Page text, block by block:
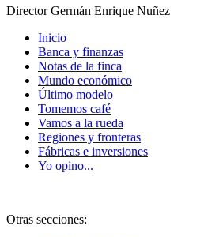
Director Germán Enrique Nuñez
Inicio
Banca y finanzas
Notas de la finca
Mundo económico
Último modelo
Tomemos café
Vamos a la rueda
Regiones y fronteras
Fábricas e inversiones
Yo opino...
Otras secciones: